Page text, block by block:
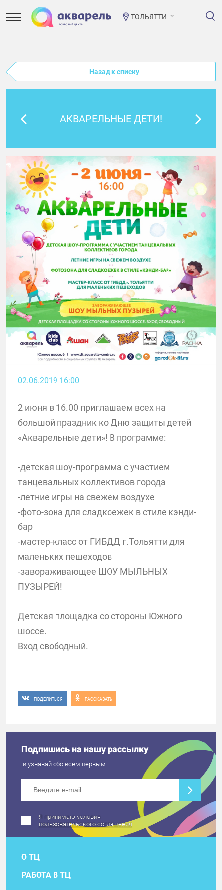
ТОЛЬЯТТИ
Назад к списку
АКВАРЕЛЬНЫЕ ДЕТИ!
02.06.2019 16:00
2 июня в 16.00 приглашаем всех на
большой праздник ко Дню защиты детей
«Акварельные дети»! В программе:
-детская шоу-программа с участием
танцевальных коллективов города
-летние игры на свежем воздухе
-фото-зона для сладкоежек в стиле кэнди-
бар
-мастер-класс от ГИБДД г.Тольятти для
маленьких пешеходов
-завораживающее ШОУ МЫЛЬНЫХ
ПУЗЫРЕЙ!
Детская площадка со стороны Южного
шоссе.
Вход свободный.
ПОДЕЛИТЬСЯ РАССКАЗАТЬ
Подпишись на нашу рассылку
и узнавай обо всем первым
Я принимаю условия
пользовательского соглашения
О ТЦ
РАБОТА В ТЦ